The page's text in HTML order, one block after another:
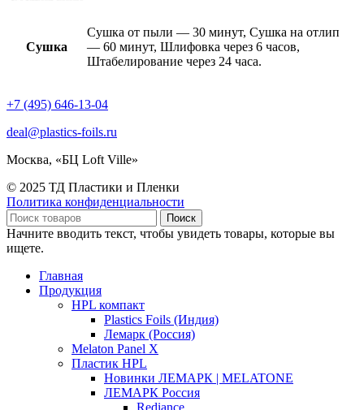
Сушка
Сушка от пыли — 30 минут, Сушка на отлип
— 60 минут, Шлифовка через 6 часов,
Штабелирование через 24 часа.
+7 (495) 646-13-04
deal@plastics-foils.ru
Москва, «БЦ Loft Ville»
© 2025 ТД Пластики и Пленки
Политика конфиденциальности
Поиск
Начните вводить текст, чтобы увидеть товары, которые вы
ищете.
Главная
Продукция
HPL компакт
Plastics Foils (Индия)
Лемарк (Россия)
Melaton Panel X
Пластик HPL
Новинки ЛЕМАРК | MELATONE
ЛЕМАРК Россия
Rediance